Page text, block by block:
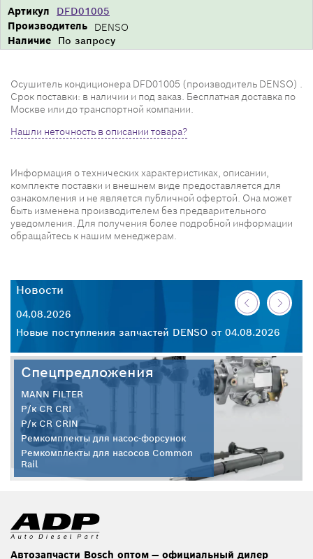
Производитель DENSO
Артикул DFD01005
Наличие По запросу
Осушитель кондиционера DFD01005 (производитель DENSO) .
Срок поставки: в наличии и под заказ. Бесплатная доставка по
Москве или до транспортной компании.
Нашли неточность в описании товара?
Информация о технических характеристиках, описании,
комплекте поставки и внешнем виде предоставляется для
ознакомления и не является публичной офертой. Она может
быть изменена производителем без предварительного
уведомления. Для получения более подробной информации
обращайтесь к нашим менеджерам.
Новости
04.08.2026
Новые поступления запчастей DENSO от 04.08.2026
Спецпредложения
MANN FILTER
Р/к CR CRI
Р/к CR CRIN
Ремкомплекты для насос-форсунок
Ремкомплекты для насосов Common
Rail
Автозапчасти Bosch оптом — официальный дилер